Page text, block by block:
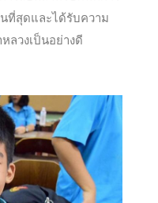
นที่สุดและได้รับความ
ลวงเป็นอย่างดี